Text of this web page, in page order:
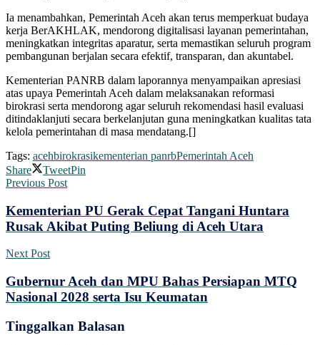
‎‎Ia menambahkan, Pemerintah Aceh akan terus memperkuat budaya
kerja BerAKHLAK, mendorong digitalisasi layanan pemerintahan,
meningkatkan integritas aparatur, serta memastikan seluruh program
pembangunan berjalan secara efektif, transparan, dan akuntabel.
‎‎Kementerian PANRB dalam laporannya menyampaikan apresiasi
atas upaya Pemerintah Aceh dalam melaksanakan reformasi
birokrasi serta mendorong agar seluruh rekomendasi hasil evaluasi
ditindaklanjuti secara berkelanjutan guna meningkatkan kualitas tata
kelola pemerintahan di masa mendatang.[]
Tags: acehbirokrasikementerian panrbPemerintah Aceh
Share
TweetPin
Previous Post
Kementerian PU Gerak Cepat Tangani Huntara
Rusak Akibat Puting Beliung di Aceh Utara
Next Post
Gubernur Aceh dan MPU Bahas Persiapan MTQ
Nasional 2028 serta Isu Keumatan
Tinggalkan Balasan